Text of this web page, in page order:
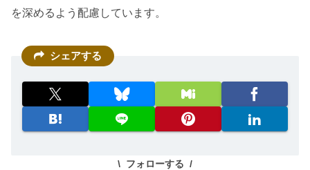
を深めるよう配慮しています。
シェアする
フォローする